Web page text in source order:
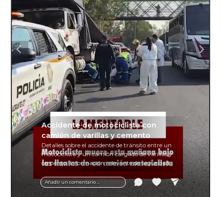
Añadir un comentario ...
Accidente de motociclista con
camión de varillas y cemento
Detalles sobre el accidente de tránsito entre un
motociclista y un camión cargado de varillas y
cemento. Información relevante de seguridad
vial y recomendaciones para motociclistas.